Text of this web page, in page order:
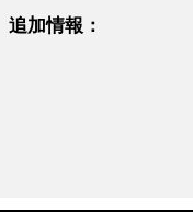
追加情報：